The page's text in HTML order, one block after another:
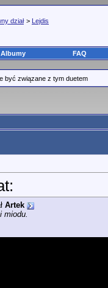
dział > Lejdis
Albumy FAQ
być związane z tym duetem
Artek
miodu.